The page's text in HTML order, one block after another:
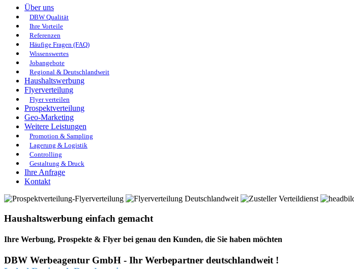
Über uns
DBW Qualität
Ihre Vorteile
Referenzen
Häufige Fragen (FAQ)
Wissenswertes
Jobangebote
Regional & Deutschlandweit
Haushaltswerbung
Flyerverteilung
Flyer verteilen
Prospektverteilung
Geo-Marketing
Weitere Leistungen
Promotion & Sampling
Lagerung & Logistik
Controlling
Gestaltung & Druck
Ihre Anfrage
Kontakt
Haushaltswerbung einfach gemacht
Ihre Werbung, Prospekte & Flyer bei genau den Kunden, die Sie haben möchten
DBW Werbeagentur GmbH - Ihr Werbepartner deutschlandweit !